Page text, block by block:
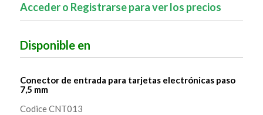
Acceder o Registrarse para ver los precios
Disponible en
Conector de entrada para tarjetas electrónicas paso
7,5 mm
Codice CNT013